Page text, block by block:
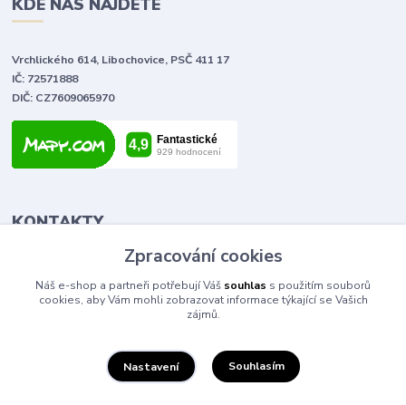
KDE NÁS NAJDETE
Vrchlického 614, Libochovice, PSČ 411 17
IČ: 72571888
DIČ: CZ7609065970
KONTAKTY
Tomáš Vlček
+420 702 090 443
volejte od 9,00 - 20,00 hod
info@elektromaterial.cz
Zpracování cookies
Náš e-shop a partneři potřebují Váš souhlas s použitím souborů
cookies, aby Vám mohli zobrazovat informace týkající se Vašich
zájmů.
Nastavení Souhlasím